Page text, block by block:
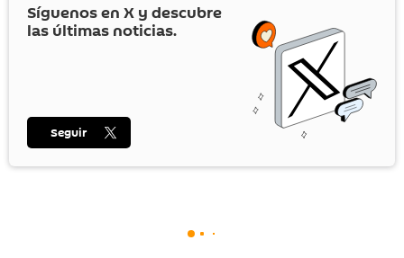
Síguenos en X y descubre
las últimas noticias.
Seguir